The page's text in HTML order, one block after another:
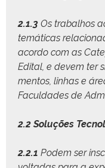
2.1.3 Os tra­bal­hos
temáti­cas
acor­do com as
Edi­tal, e devem ter
men­tos, lin­has e
Fac­ul­dades de
2.2 Soluções
2.2.1 Podem ser